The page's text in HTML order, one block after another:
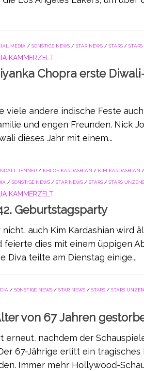
MEDIA / SONSTIGE NEWS / STAR NEWS / STARS /
KAMMERZELT
Chopra erste
viele andere indische Feste
und engen Freunden. Nick
dieses Jahr mit einem...
JENNER / KHLOE KARDASHIAN / KIM KARDASHIAN /
/ SONSTIGE NEWS / STAR NEWS / STARS / STARS
KAMMERZELT
Geburtstagsparty
auch Kim Kardashian wird
feierte dies mit einem üppigen
Diva teilte am Dienstag einige...
/ SONSTIGE NEWS / STAR NEWS / STARS / STARS
von 67 Jahren
erneut, nachdem der
67-Jährige erlitt ein tragisches
Immer mehr Hollywood-